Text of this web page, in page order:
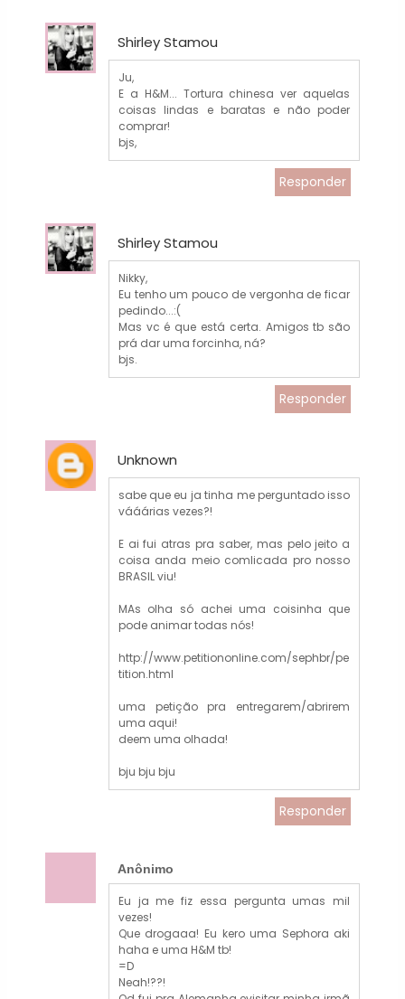
Shirley Stamou
Ju,
E a H&M... Tortura chinesa ver aquelas
coisas lindas e baratas e não poder
comprar!
bjs,
Responder
Shirley Stamou
Nikky,
Eu tenho um pouco de vergonha de ficar
pedindo...:(
Mas vc é que está certa. Amigos tb são
prá dar uma forcinha, ná?
bjs.
Responder
Unknown
sabe que eu ja tinha me perguntado isso
vááárias vezes?!
E ai fui atras pra saber, mas pelo jeito a
coisa anda meio comlicada pro nosso
BRASIL viu!
MAs olha só achei uma coisinha que
pode animar todas nós!
http://www.petitiononline.com/sephbr/pe
tition.html
uma petição pra entregarem/abrirem
uma aqui!
deem uma olhada!
bju bju bju
Responder
Anônimo
Eu ja me fiz essa pergunta umas mil
vezes!
Que drogaaa! Eu kero uma Sephora aki
haha e uma H&M tb!
=D
Neah!??!